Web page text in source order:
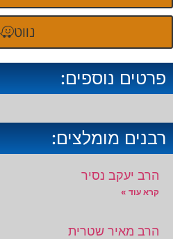
נווט
פרטים נוספים:
רבנים מומלצים:
הרב יעקב נסיר
קרא עוד »
הרב מאיר שטרית